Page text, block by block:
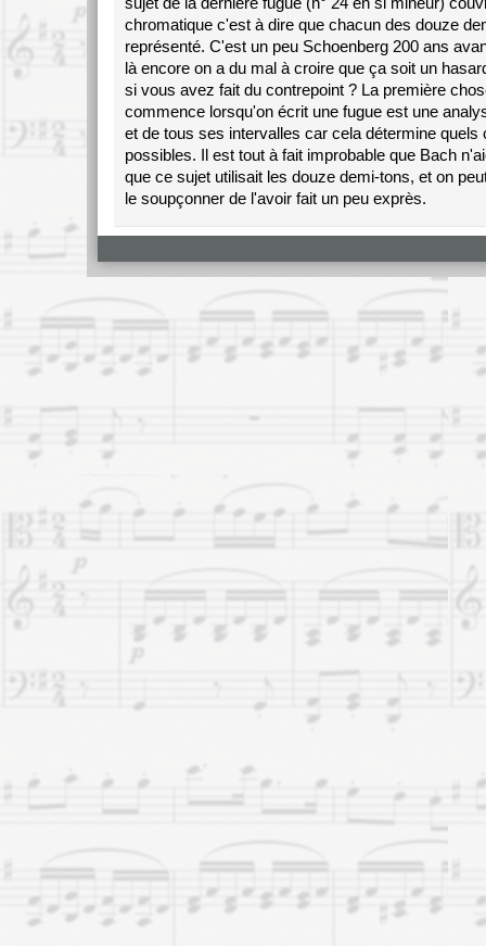
chromatique c'est à dire que chacun des douze
représenté. C'est un peu Schoenberg 200 ans
là encore on a du mal à croire que ça soit un
si vous avez fait du contrepoint ? La première
commence lorsqu'on écrit une fugue est une
et de tous ses intervalles car cela détermine quels
possibles. Il est tout à fait improbable que Bach
que ce sujet utilisait les douze demi-tons, et on
le soupçonner de l'avoir fait un peu exprès.